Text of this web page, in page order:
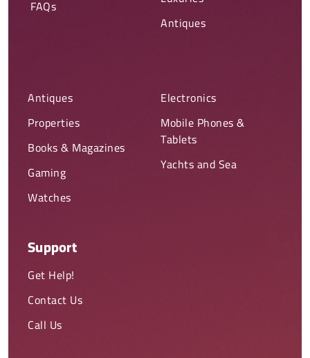
FAQs
Antiques
Antiques
Properties
Books & Magazines
Gaming
Watches
Electronics
Mobile Phones &
Tablets
Yachts and Sea
Support
Get Help!
Contact Us
Call Us